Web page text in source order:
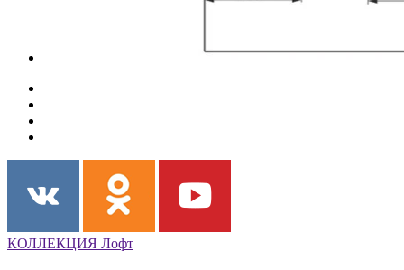
КОЛЛЕКЦИЯ Лофт